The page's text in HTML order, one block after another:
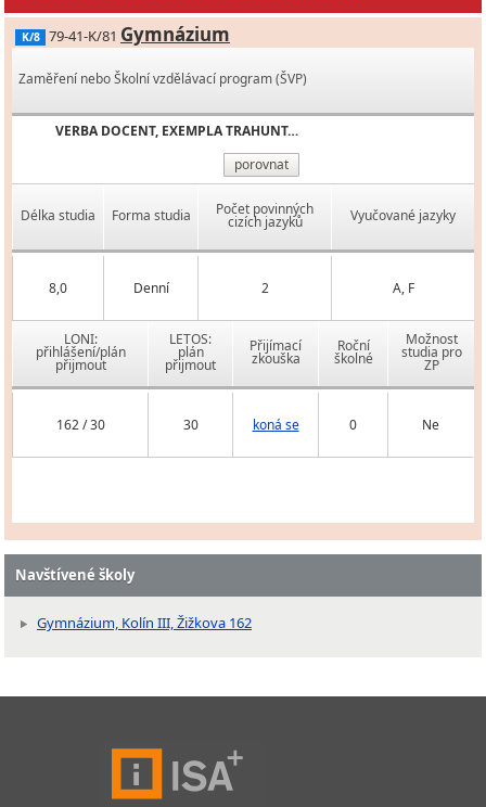
K/8 79-41-K/81 Gymnázium
Zaměření nebo Školní vzdělávací program (ŠVP)
VERBA DOCENT, EXEMPLA TRAHUNT…
porovnat
Délka studia Forma studia Počet povinných
cizích jazyků Vyučované jazyky
8,0 Denní 2 A, F
LONI:
přihlášení/plán
přijmout
LETOS:
plán
přijmout
Přijímací
zkouška
Roční
školné
Možnost
studia pro
ZP
162 / 30 30 koná se 0 Ne
Navštívené školy
Gymnázium, Kolín III, Žižkova 162